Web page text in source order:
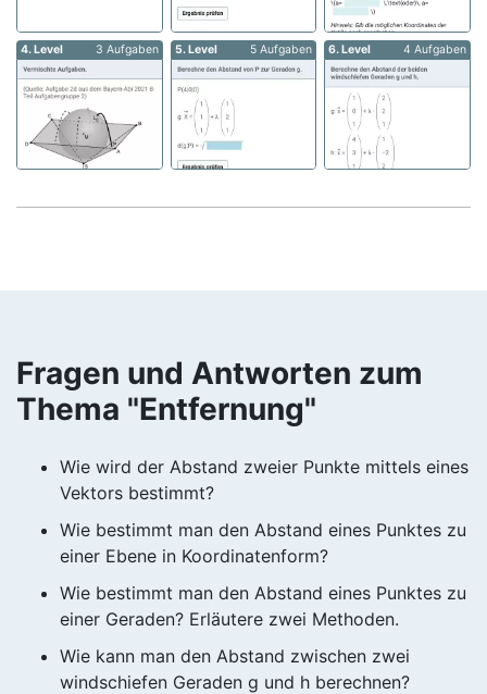
4. Level 3 Aufgaben 5. Level 5 Aufgaben 6. Level 4 Aufgaben
Fragen und Antworten zum
Thema "Entfernung"
Wie wird der Abstand zweier Punkte mittels eines
Vektors bestimmt?
Wie bestimmt man den Abstand eines Punktes zu
einer Ebene in Koordinatenform?
Wie bestimmt man den Abstand eines Punktes zu
einer Geraden? Erläutere zwei Methoden.
Wie kann man den Abstand zwischen zwei
windschiefen Geraden g und h berechnen?